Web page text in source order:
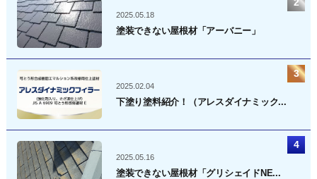
2025.05.18
塗装できない屋根材「アーバニー」
2025.02.04
下塗り塗料紹介！（アレスダイナミック...
2025.05.16
塗装できない屋根材「グリシェイドNE...